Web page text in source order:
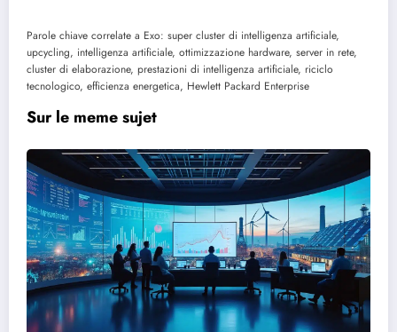
Parole chiave correlate a Exo: super cluster di intelligenza artificiale,
upcycling, intelligenza artificiale, ottimizzazione hardware, server in rete,
cluster di elaborazione, prestazioni di intelligenza artificiale, riciclo
tecnologico, efficienza energetica, Hewlett Packard Enterprise
Sur le meme sujet